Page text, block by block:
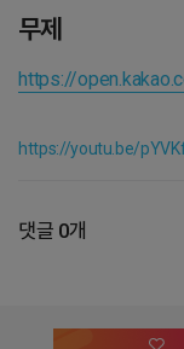
무제
https://
https://youtu.be/
댓글 0개